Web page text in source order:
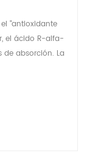
"antioxidante
el ácido R-alfa-
de absorción. La